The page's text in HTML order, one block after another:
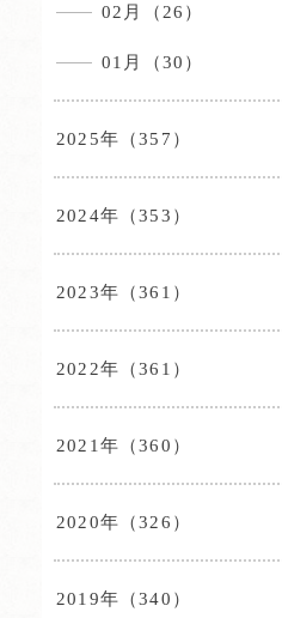
02月（26）
01月（30）
2025年（357）
2024年（353）
2023年（361）
2022年（361）
2021年（360）
2020年（326）
2019年（340）